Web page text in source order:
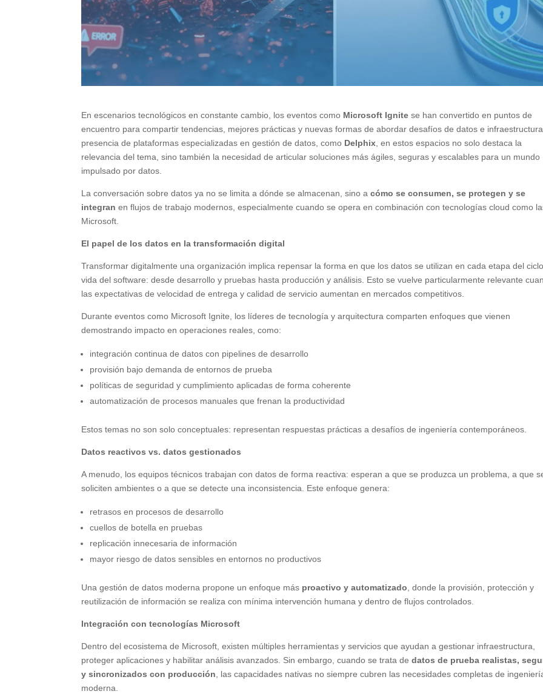
En escenarios tecnológicos en constante cambio, los eventos como Microsoft Ignite se han convertido en puntos de
encuentro para compartir tendencias, mejores prácticas y nuevas formas de abordar desafíos de datos e
presencia de plataformas especializadas en gestión de datos, como Delphix , en estos espacios no solo destaca la
relevancia del tema, sino también la necesidad de articular soluciones más ágiles, seguras y escalables para un mundo
impulsado por datos.
La conversación sobre datos ya no se limita a dónde se almacenan, sino acómo se consumen, se protegen y se
integran en flujos de trabajo modernos, especialmente cuando se opera en combinación con tecnologías cloud como
Microsoft.
El papel de los datos en la transformación digital
Transformar digitalmente una organización implica repensar la forma en que los datos se utilizan en cada etapa del
vida del software: desde desarrollo y pruebas hasta producción y análisis. Esto se vuelve particularmente relevante
las expectativas de velocidad de entrega y calidad de servicio aumentan en mercados competitivos.
Durante eventos como Microsoft Ignite, los líderes de tecnología y arquitectura comparten enfoques que vienen
demostrando impacto en operaciones reales, como:
integración continua de datos con pipelines de desarrollo
provisión bajo demanda de entornos de prueba
políticas de seguridad y cumplimiento aplicadas de forma coherente
automatización de procesos manuales que frenan la productividad
Estos temas no son solo conceptuales: representan respuestas prácticas a desafíos de ingeniería contemporáneos.
Datos reactivos vs. datos gestionados
A menudo, los equipos técnicos trabajan con datos de forma reactiva: esperan a que se produzca un problema, a que
soliciten ambientes o a que se detecte una inconsistencia. Este enfoque genera:
retrasos en procesos de desarrollo
cuellos de botella en pruebas
replicación innecesaria de información
mayor riesgo de datos sensibles en entornos no productivos
Una gestión de datos moderna propone un enfoque más proactivo y automatizado , donde la provisión, protección y
reutilización de información se realiza con mínima intervención humana y dentro de flujos controlados.
Integración con tecnologías Microsoft
Dentro del ecosistema de Microsoft, existen múltiples herramientas y servicios que ayudan a gestionar infraestructura,
proteger aplicaciones y habilitar análisis avanzados. Sin embargo, cuando se trata dedatos de prueba realistas,
y sincronizados con producción , las capacidades nativas no siempre cubren las necesidades completas de
moderna.